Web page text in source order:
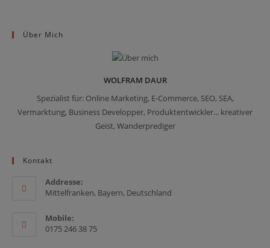
Über Mich
WOLFRAM DAUR
Spezialist für: Online Marketing, E-Commerce, SEO, SEA,
Vermarktung, Business Developper, Produktentwickler... kreativer
Geist, Wanderprediger
Kontakt
Addresse:
Mittelfranken, Bayern, Deutschland
Mobile:
0175 246 38 75